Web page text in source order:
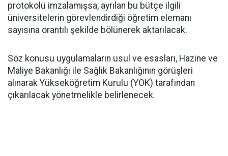
protokolü imzalamışsa, ayrılan bu bütçe ilgili
üniversitelerin görevlendirdiği öğretim elemanı
sayısına orantılı şekilde bölünerek aktarılacak.
​Söz konusu uygulamaların usul ve esasları, Hazine ve
Maliye Bakanlığı ile Sağlık Bakanlığının görüşleri
alınarak Yükseköğretim Kurulu (YÖK) tarafından
çıkarılacak yönetmelikle belirlenecek.